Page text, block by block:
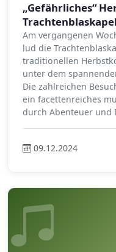
„Gefährliches“
Am vergangenen
lud die
traditionellen
unter dem
Die zahlreichen
ein facettenreiches
durch Abenteuer und
09.12.2024